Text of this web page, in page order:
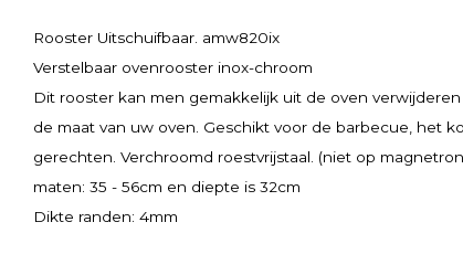
Rooster Uitschuifbaar. amw820ix
Verstelbaar ovenrooster inox-chroom
Dit rooster kan men gemakkelijk uit de oven verwijderen
de maat van uw oven. Geschikt voor de barbecue, het
gerechten. Verchroomd roestvrijstaal. (niet op
maten: 35 - 56cm en diepte is 32cm
Dikte randen: 4mm